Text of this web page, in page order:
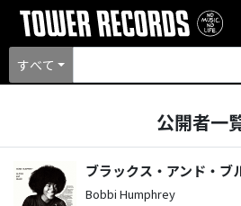
すべて
公開者一
ブラックス・アンド・ブ
Bobbi Humphrey